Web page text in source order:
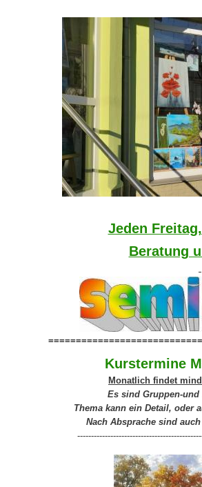
Jeden
Beratung
Kurstermine
Monatlich findet
Es sind Gruppen-
Thema kann ein Detail, oder
Nach Absprache sind